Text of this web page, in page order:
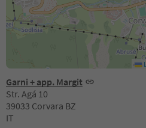
Garni + app. Margit
Str. Agá 10
39033 Corvara BZ
IT